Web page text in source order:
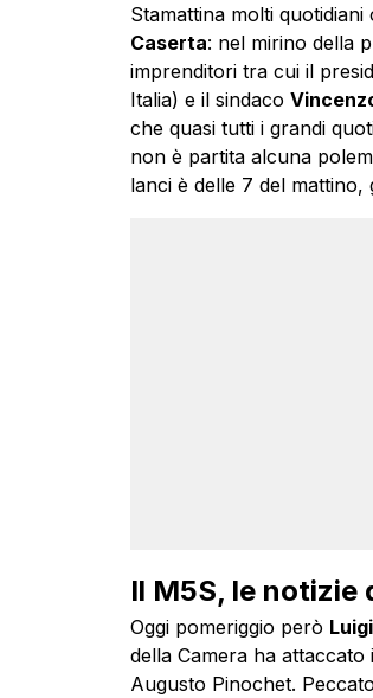
Stamattina molti
Caserta: nel mirino della
imprenditori tra cui il
Italia) e il sindaco
che quasi tutti i grandi
non è partita alcuna
lanci è delle 7 del mattino,
Il M5S, le notizie
Oggi pomeriggio però
della Camera ha
Augusto Pinochet.